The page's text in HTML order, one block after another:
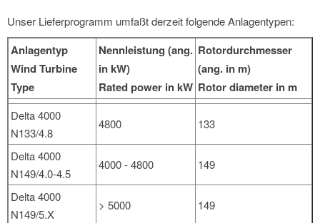
Unser Lieferprogramm umfaßt derzeit folgende Anlagentypen:
Anlagentyp
Wind Turbine
Type
Nennleistung (ang.
in kW)
Rated power in kW
Rotordurchmesser
(ang. in m)
Rotor diameter in m
Delta 4000
N133/4.8
4800 133
Delta 4000
N149/4.0-4.5
4000 - 4800 149
Delta 4000
N149/5.X
> 5000 149